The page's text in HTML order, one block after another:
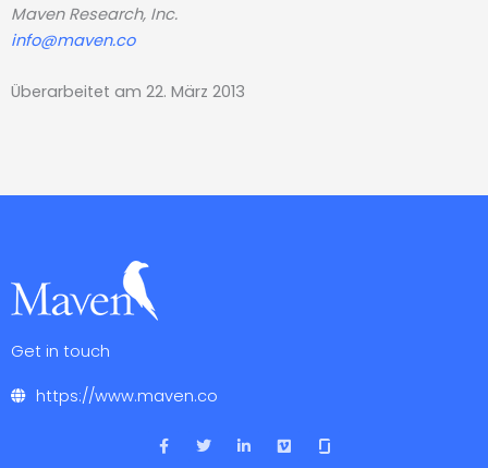
Maven Research, Inc.
info@maven.co
Überarbeitet am 22. März 2013
Get in touch
https://www.maven.co
F
a
T
w
L
i
V
i